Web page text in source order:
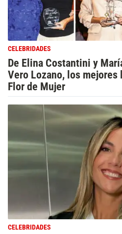
CELEBRIDADES
De Elina Costantini y
Vero Lozano, los
Flor de Mujer
CELEBRIDADES